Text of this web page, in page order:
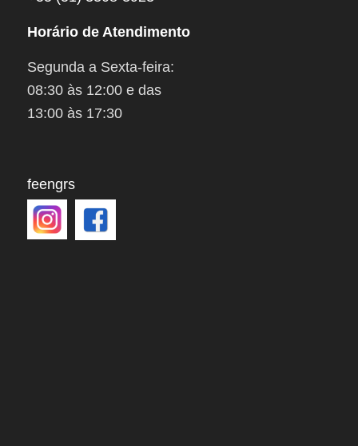
Horário de Atendimento
Segunda a Sexta-feira:
08:30 às 12:00 e das
13:00 às 17:30
feengrs